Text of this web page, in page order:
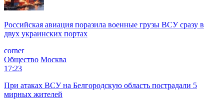
Российская авиация поразила военные грузы ВСУ сразу в
двух украинских портах
corner
Общество Москва
17:23
При атаках ВСУ на Белгородскую область пострадали 5
мирных жителей